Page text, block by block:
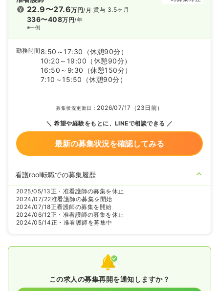
22.9〜27.6万円/月
336〜408万円/年
※一例
賞与 3.5ヶ月
勤務時間 8:50～17:30
（休憩90分）
10:20～19:00 （休憩90分）
16:50～9:30
（休憩150分）
7:10～15:50
（休憩90分）
募集状況更新日： 2026/07/17（23日前）
希望や経験をもとに、LINEで相談できる
最新の募集状況を確認してみる
看護roo!転職での募集履歴
2025/05/13正・准看護師の募集を休止
2024/07/22准看護師の募集を開始
2024/07/18正看護師の募集を開始
2024/06/12正・准看護師の募集を休止
2024/05/14正・准看護師を募集中
この求人の募集再開を通知しますか？